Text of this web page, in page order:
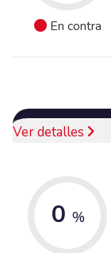
En contra
Ver detalles
0 %